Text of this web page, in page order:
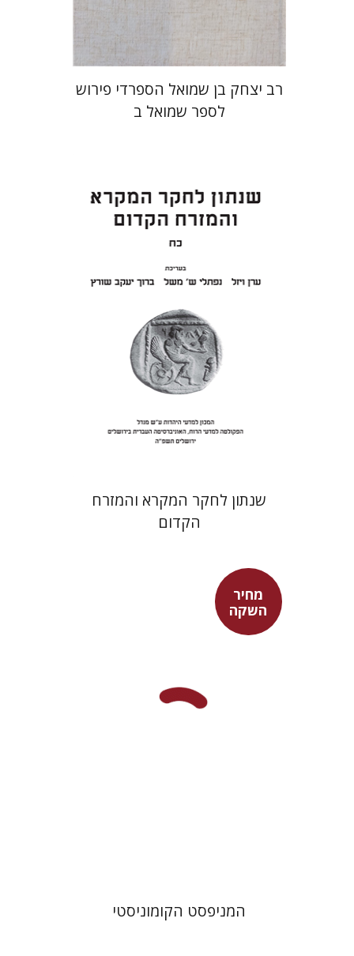
$50
$35
רב יצחק בן שמואל הספרדי פירוש
לספר שמואל ב
ערן ויזל נפתלי ש' משל
ברוך
$46
$41
שנתון לחקר המקרא והמזרח
הקדום
מחיר
השקהפיני איפרגן
המניפסט הקומוניסטי